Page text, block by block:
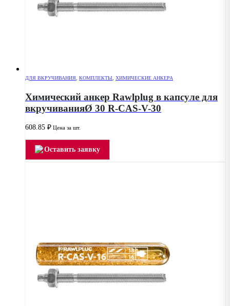
ДЛЯ ВКРУЧИВАНИЯ КОМПЛЕКТЫ ХИМИЧЕСКИЕ АНКЕРА
Химический анкер Rawlplug в капсуле для
вкручиванияØ 30 R-CAS-V-30
608.85 ₽ Цена за шт.
Оставить заявку